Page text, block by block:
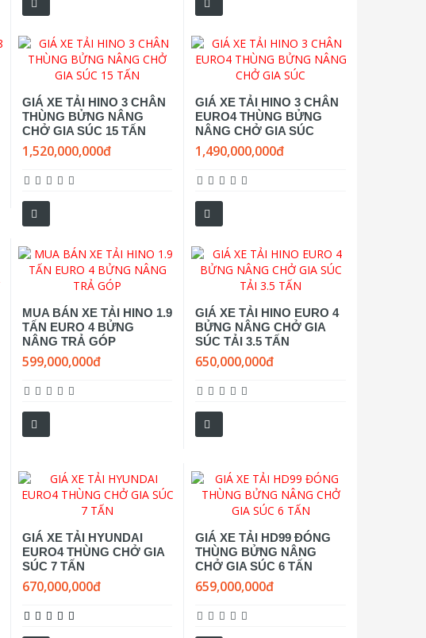
GIÁ XE TẢI HINO 3 CHÂN
THÙNG BỬNG NÂNG
CHỞ GIA SÚC 15 TẤN
1,520,000,000đ
GIÁ XE TẢI HINO 3 CHÂN
EURO4 THÙNG BỬNG
NÂNG CHỞ GIA SÚC
1,490,000,000đ
MUA BÁN XE TẢI HINO 1.9
TẤN EURO 4 BỬNG
NÂNG TRẢ GÓP
599,000,000đ
GIÁ XE TẢI HINO EURO 4
BỬNG NÂNG CHỞ GIA
SÚC TẢI 3.5 TẤN
650,000,000đ
GIÁ XE TẢI HYUNDAI
EURO4 THÙNG CHỞ GIA
SÚC 7 TẤN
670,000,000đ
GIÁ XE TẢI HD99 ĐÓNG
THÙNG BỬNG NÂNG
CHỞ GIA SÚC 6 TẤN
659,000,000đ